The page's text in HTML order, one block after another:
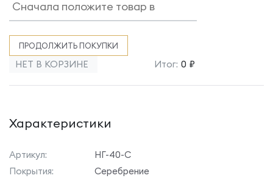
ПРОДОЛЖИТЬ ПОКУПКИ
НЕТ В КОРЗИНЕ Итог: 0 ₽
Характеристики
Артикул:
НГ-40-С
Покрытия:
Серебрение